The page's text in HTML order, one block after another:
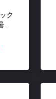
ク